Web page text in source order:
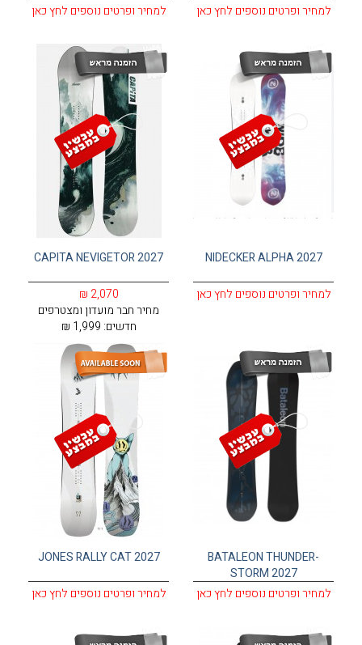
למחיר ופרטים נוספים לחץ כאן
למחיר ופרטים נוספים לחץ כאן
NIDECKER ALPHA 2027
למחיר ופרטים נוספים לחץ כאן
CAPITA NEVIGETOR 2027
2,070 ₪
מחיר חבר מועדון ומצטרפים
חדשים:
BATALEON THUNDER-
STORM 2027
למחיר ופרטים נוספים לחץ כאן
JONES RALLY CAT 2027
למחיר ופרטים נוספים לחץ כאן